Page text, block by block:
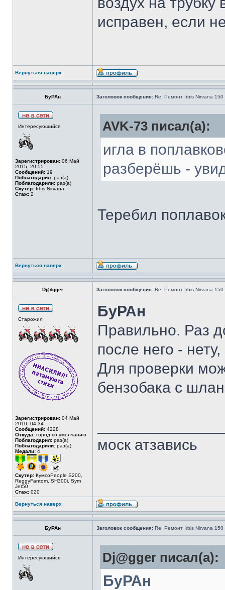
исправен, если
Вернуться наверх
БуРАн Заголовок сообщения: Re: Ремонт Irbis Nirvana 150
Интересующийся
Зарегистрирован: 06 Май
2015, 20:55
Сообщений: 19
Поблагодарил: раз(а)
Поблагодарили: раз(а)
Скутер: Irbis Nirvana
Стаж: 2
AVK-73 писал(а):
игла в
разберёшь -
Теребил
Вернуться наверх
Dj@gger Заголовок сообщения: Re: Ремонт Irbis Nirvana 150
Старожил
Зарегистрирован: 04 Май
2010, 04:34
Сообщений: 4228
Откуда: город по умолчанию
Поблагодарил: раз(а)
Поблагодарили: раз(а)
Медали: 4
Скутер: КумсоPeople S200,
ReggyFantom, SH300i, Sym
Jet50
Стаж: 020
БуРАн
Правильно. Раз
после него -
Для проверки
бензобака с
моск атзавись
Вернуться наверх
БуРАн Заголовок сообщения: Re: Ремонт Irbis Nirvana 150
Интересующийся Dj@gger писал(а):
БуРАн